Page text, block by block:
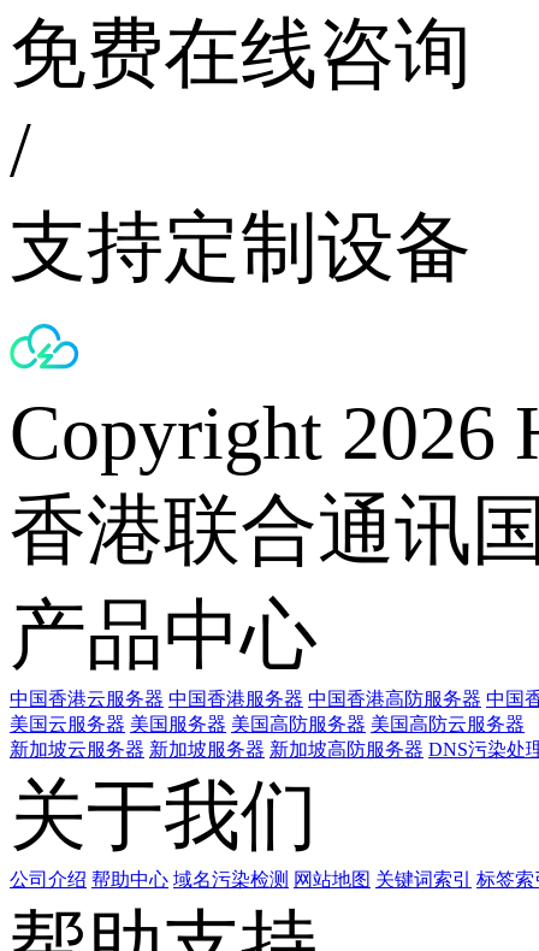
免费在线咨询
/
支持定制设备
Copyright 2026
香港联合通讯
产品中心
中国香港云服务器 中国香港服务器 中国香港高防服务器 中国
美国云服务器 美国服务器 美国高防服务器 美国高防云服务器
新加坡云服务器 新加坡服务器 新加坡高防服务器 DNS污染处
关于我们
公司介绍 帮助中心 域名污染检测 网站地图 关键词索引 标签索